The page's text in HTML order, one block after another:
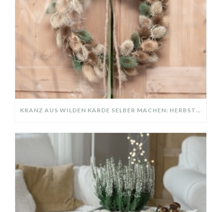
KRANZ AUS WILDEN KARDE SELBER MACHEN: HERBSTDEKO GANZ EINFACH